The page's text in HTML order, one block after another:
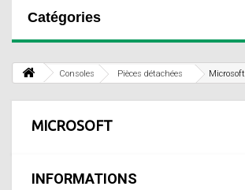
Catégories
Consoles Pièces détachées Microsoft
MICROSOFT
INFORMATIONS